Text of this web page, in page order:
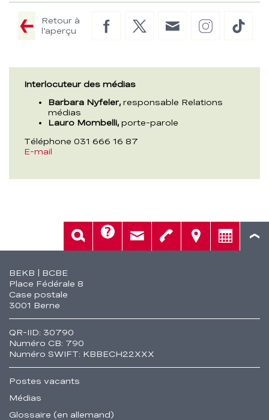
Interlocuteur des médias
Barbara Nyfeler, responsable Relations
médias
Lauro Mombelli, porte-parole
Téléphone 031 666 16 87
E-mail
Retour à
l'aperçu
FacebookTwitter
E-
Instagram
Fusszeile
BEKB | BCBE
Place Fédérale 8
Case postale
3001 Berne
QR-IID: 30790
Numéro CB: 790
Numéro SWIFT: KBBECH22XXX
Postes vacants
Médias
Glossaire (en allemand)